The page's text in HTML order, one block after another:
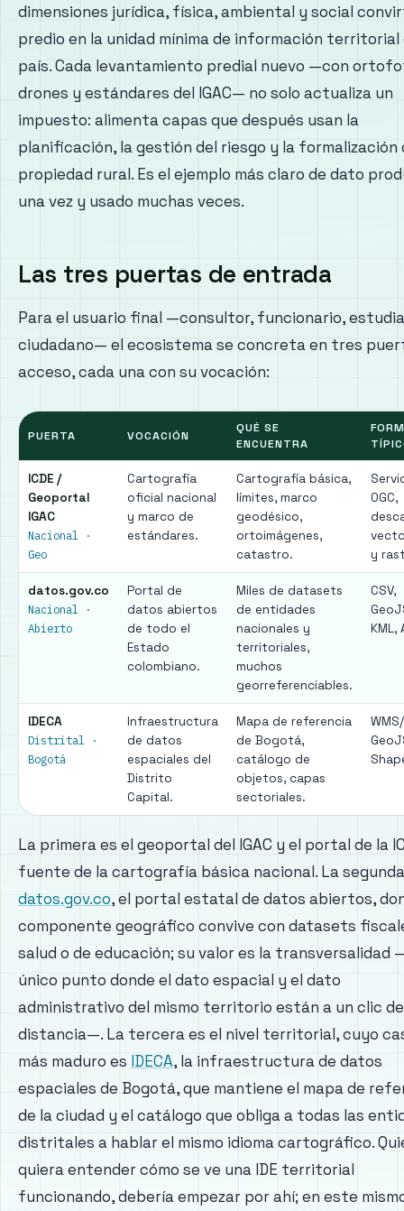
dimensiones jurídica, física, ambiental y social
predio en la unidad mínima de información territorial
país. Cada levantamiento predial nuevo —con
drones y estándares del IGAC— no solo actualiza un
impuesto: alimenta capas que después usan la
planificación, la gestión del riesgo y la formalización
propiedad rural. Es el ejemplo más claro de dato
una vez y usado muchas veces.
Las tres puertas de entrada
Para el usuario final —consultor, funcionario,
ciudadano— el ecosistema se concreta en tres
acceso, cada una con su vocación:
PUERTA VOCACIÓN
QUÉ SE
ENCUENTRA
ICDE /
Geoportal
IGAC
Nacional ·
Geo
Cartografía
oficial nacional
y marco de
estándares.
Cartografía básica,
límites, marco
geodésico,
ortoimágenes,
catastro.
OGC,
y
datos.gov.co
Nacional ·
Abierto
Portal de
datos abiertos
de todo el
Estado
colombiano.
Miles de datasets
de entidades
nacionales y
territoriales,
muchos
georreferenciables.
CSV,
KML,
IDECA
Distrital ·
Bogotá
Infraestructura
de datos
espaciales del
Distrito
Capital.
Mapa de referencia
de Bogotá,
catálogo de
objetos, capas
sectoriales.
La primera es el geoportal del IGAC y el portal de la
fuente de la cartografía básica nacional. La
datos.gov.co, el portal estatal de datos abiertos,
componente geográfico convive con datasets
salud o de educación; su valor es la transversalidad
único punto donde el dato espacial y el dato
administrativo del mismo territorio están a un clic de
distancia—. La tercera es el nivel territorial, cuyo
más maduro es IDECA, la infraestructura de datos
espaciales de Bogotá, que mantiene el mapa de
de la ciudad y el catálogo que obliga a todas las
distritales a hablar el mismo idioma cartográfico.
quiera entender cómo se ve una IDE territorial
funcionando, debería empezar por ahí; en este